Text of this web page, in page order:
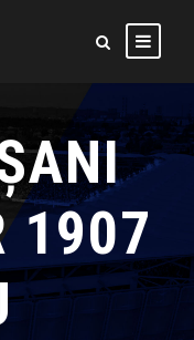
1907